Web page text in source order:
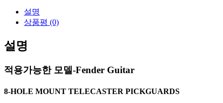
량
설명
상품평 (0)
설명
적용가능한 모델-Fender Guitar
8-HOLE MOUNT TELECASTER PICKGUARDS